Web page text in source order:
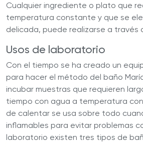
Cualquier ingrediente o plato que
temperatura constante y que se
delicada, puede realizarse a través
Usos de laboratorio
Con el tiempo se ha creado un
para hacer el método del baño
incubar muestras que requieren
tiempo con agua a temperatura
de calentar se usa sobre todo
inflamables para evitar problemas
laboratorio existen tres tipos de